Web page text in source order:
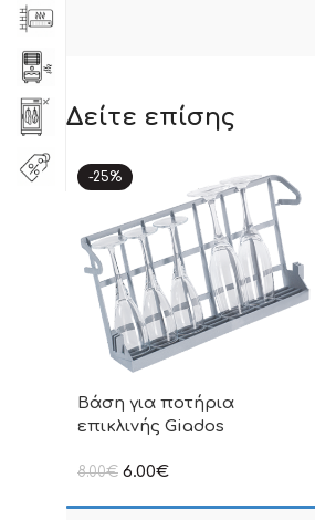
Δείτε επίσης
-25%
Βάση για ποτήρια
επικλινής Giados
8.00€ 6.00€
συμπεριλαμβάνεται Φ.Π.Α